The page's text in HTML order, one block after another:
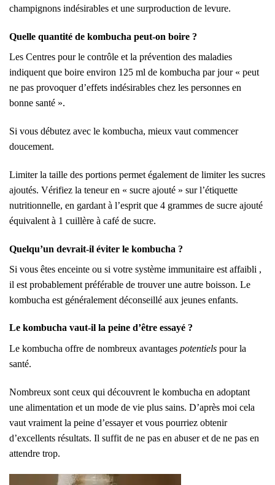
champignons indésirables et une surproduction de levure.
Quelle quantité de kombucha peut-on boire ?
Les Centres pour le contrôle et la prévention des maladies
indiquent que boire environ 125 ml de kombucha par jour « peut
ne pas provoquer d’effets indésirables chez les personnes en
bonne santé ».
Si vous débutez avec le kombucha, mieux vaut commencer
doucement.
Limiter la taille des portions permet également de limiter les sucres
ajoutés. Vérifiez la teneur en « sucre ajouté » sur l’étiquette
nutritionnelle, en gardant à l’esprit que 4 grammes de sucre ajouté
équivalent à 1 cuillère à café de sucre.
Quelqu’un devrait-il éviter le kombucha ?
Si vous êtes enceinte ou si votre système immunitaire est affaibli ,
il est probablement préférable de trouver une autre boisson. Le
kombucha est généralement déconseillé aux jeunes enfants.
Le kombucha vaut-il la peine d’être essayé ?
Le kombucha offre de nombreux avantages potentiels pour la
santé.
Nombreux sont ceux qui découvrent le kombucha en adoptant
une alimentation et un mode de vie plus sains. D’après moi cela
vaut vraiment la peine d’essayer et vous pourriez obtenir
d’excellents résultats. Il suffit de ne pas en abuser et de ne pas en
attendre trop.